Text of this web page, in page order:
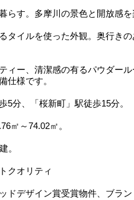
らす。多摩川の景色と開放感
タイルを使った外観。奥行き
ィー、清潔感の有るパウダー
仕様です。
分、「桜新町」駅徒歩15分。
㎡～74.02㎡。
。
クオリティ
ドデザイン賞受賞物件、ブラ